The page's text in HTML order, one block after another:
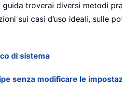
troverai diversi metodi
sui casi d’uso ideali, sulle
di sistema
senza modificare le